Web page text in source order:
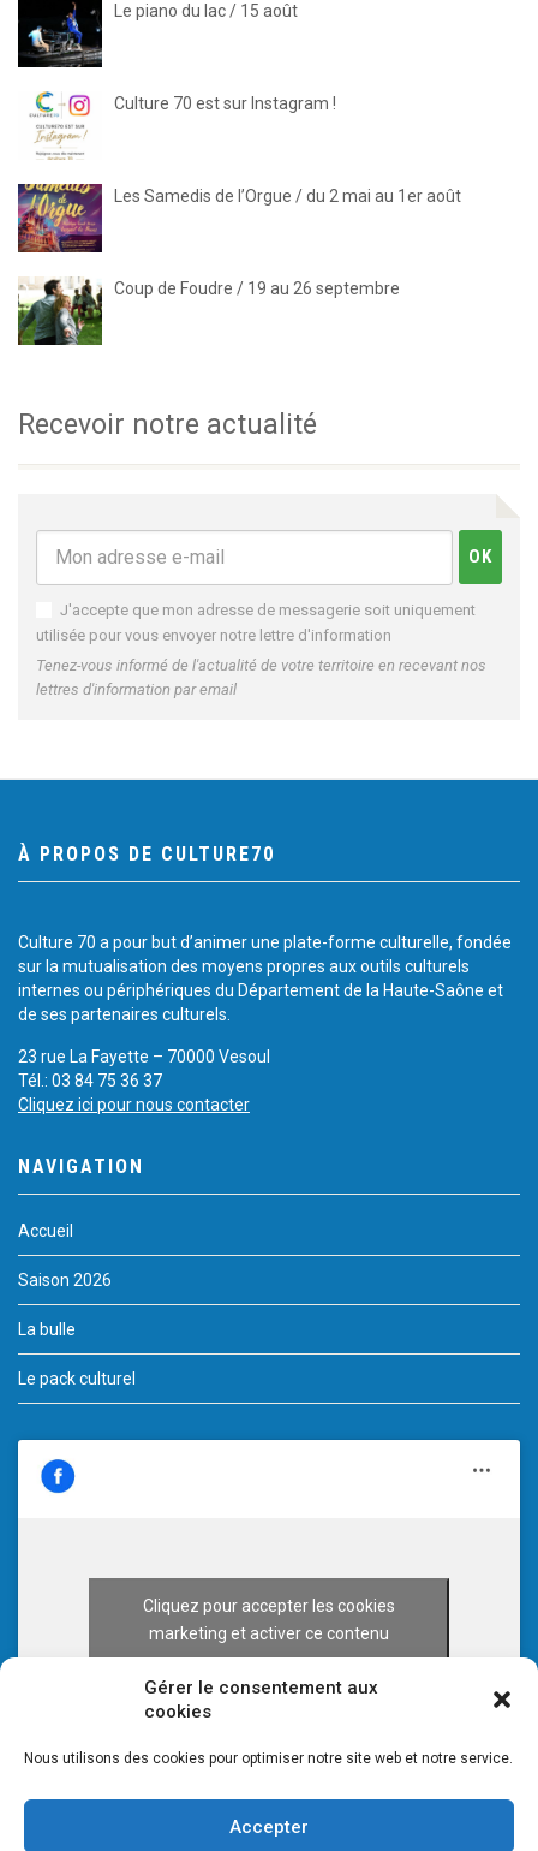
Gérer le consentement aux
cookies
Nous utilisons des cookies pour optimiser notre site web et notre service.
Accepter
Le piano du lac / 15 août
Culture 70 est sur Instagram !
Les Samedis de l’Orgue / du 2 mai au 1er août
Coup de Foudre / 19 au 26 septembre
Recevoir notre actualité
J'accepte que mon adresse de messagerie soit uniquement
utilisée pour vous envoyer notre lettre d'information
Tenez-vous informé de l'actualité de votre territoire en recevant nos
lettres d'information par email
À PROPOS DE CULTURE70
Culture 70 a pour but d’animer une plate-forme culturelle, fondée
sur la mutualisation des moyens propres aux outils culturels
internes ou périphériques du Département de la Haute-Saône et
de ses partenaires culturels.
23 rue La Fayette – 70000 Vesoul
Tél.: 03 84 75 36 37
Cliquez ici pour nous contacter
NAVIGATION
Accueil
Saison 2026
La bulle
Le pack culturel
Cliquez pour accepter les cookies
marketing et activer ce contenu